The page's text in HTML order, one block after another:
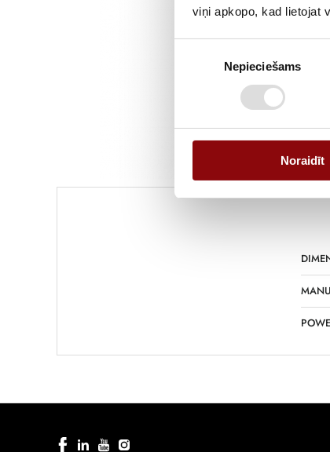
viņi apkopo, kad lietojat
Nepieciešams
Noraidīt